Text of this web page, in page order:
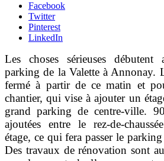
Facebook
Twitter
Pinterest
LinkedIn
Les choses sérieuses
parking de la Valette à Annonay.
fermé à partir de ce matin et
chantier, qui vise à ajouter un
grand parking de centre-ville.
ajoutées entre le rez-de-
étage, ce qui fera passer le
Des travaux de rénovation sont